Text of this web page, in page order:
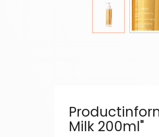
Milk 200ml"